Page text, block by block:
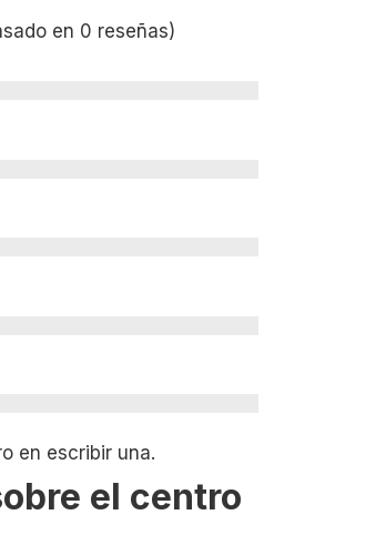
en 0 reseñas)
en escribir una.
el centro